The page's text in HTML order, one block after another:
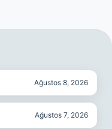
Ağustos 8, 2026
Ağustos 7, 2026